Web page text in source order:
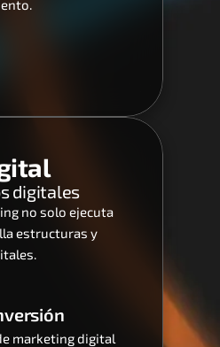
digitales
no solo ejecuta
estructuras y
marketing digital